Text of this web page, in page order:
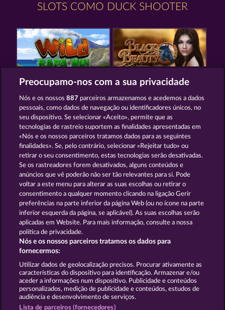
SLOTS COMO DUCK SHOOTER
WILD RAPA NUI BLACK BEAUTY
MAJESTIC KING CUTIE CAT
Termos e Condições
Declaração de Privacidade Marca
Empresa Perguntas frequentes Facebook
Enviar pedido de rescisão
Preocupamo-nos com a sua privacidade
Nós e os nossos887 parceiros armazenamos e acedemos a dados
pessoais, como dados de navegação ou identificadores únicos, no
seu dispositivo. Se selecionar «Aceito», permite que as
tecnologias de rastreio suportem as finalidades apresentadas em
«Nós e os nossos parceiros tratamos dados para as seguintes
finalidades». Se, pelo contrário, selecionar «Rejeitar tudo» ou
retirar o seu consentimento, estas tecnologias serão desativadas.
Se os rastreadores forem desativados, alguns conteúdos e
anúncios que vê poderão não ser tão relevantes para si. Pode
voltar a este menu para alterar as suas escolhas ou retirar o
consentimento a qualquer momento clicando na ligação Gerir
preferências na parte inferior da página Web (ou no ícone na parte
inferior esquerda da página, se aplicável). As suas escolhas serão
aplicadas em Website. Para mais informação, consulte a nossa
política de privacidade.
Nós e os nossos parceiros tratamos os dados para
fornecermos:
Utilizar dados de geolocalização precisos. Procurar ativamente as
características do dispositivo para identificação. Armazenar e/ou
aceder a informações num dispositivo. Publicidade e conteúdos
personalizados, medição de publicidade e conteúdos, estudos de
audiência e desenvolvimento de serviços.
Lista de parceiros (fornecedores)